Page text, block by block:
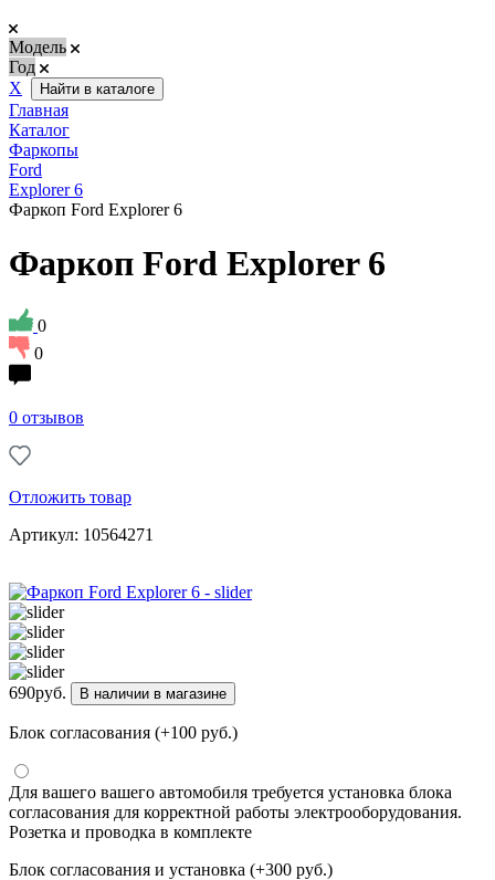
Модель
Год
Х
Найти в каталоге
Главная
Каталог
Фаркопы
Ford
Explorer 6
Фаркоп Ford Explorer 6
Фаркоп Ford Explorer 6
0
0
0 отзывов
Отложить товар
Артикул: 10564271
690руб. В наличии в магазине
Блок согласования (+100 руб.)
Для вашего вашего автомобиля требуется установка блока
согласования для корректной работы электрооборудования.
Розетка и проводка в комплекте
Блок согласования и установка (+300 руб.)